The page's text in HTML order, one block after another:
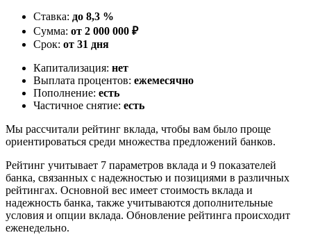
Ставка: до 8,3 %
Сумма: от 2 000 000 ₽
Срок: от 31 дня
Капитализация: нет
Выплата процентов: ежемесячно
Пополнение: есть
Частичное снятие: есть
Мы рассчитали рейтинг вклада, чтобы вам было проще
ориентироваться среди множества предложений банков.
Рейтинг учитывает 7 параметров вклада и 9 показателей
банка, связанных с надежностью и позициями в различных
рейтингах. Основной вес имеет стоимость вклада и
надежность банка, также учитываются дополнительные
условия и опции вклада. Обновление рейтинга происходит
еженедельно.